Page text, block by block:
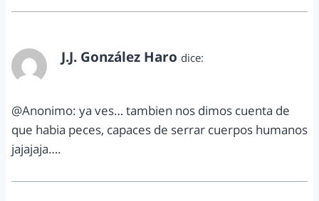
J.J. González Haro dice:
@Anonimo: ya ves… tambien nos dimos cuenta de
que habia peces, capaces de serrar cuerpos humanos
jajajaja….